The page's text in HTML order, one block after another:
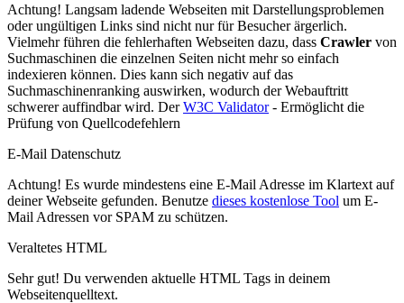
Achtung! Langsam ladende Webseiten mit Darstellungsproblemen
oder ungültigen Links sind nicht nur für Besucher ärgerlich.
Vielmehr führen die fehlerhaften Webseiten dazu, dass Crawler von
Suchmaschinen die einzelnen Seiten nicht mehr so einfach
indexieren können. Dies kann sich negativ auf das
Suchmaschinenranking auswirken, wodurch der Webauftritt
schwerer auffindbar wird. DerW3C Validator- Ermöglicht die
Prüfung von Quellcodefehlern
E-Mail Datenschutz
Achtung! Es wurde mindestens eine E-Mail Adresse im Klartext auf
deiner Webseite gefunden. Benutze dieses kostenlose Tool um E-
Mail Adressen vor SPAM zu schützen.
Veraltetes HTML
Sehr gut! Du verwenden aktuelle HTML Tags in deinem
Webseitenquelltext.